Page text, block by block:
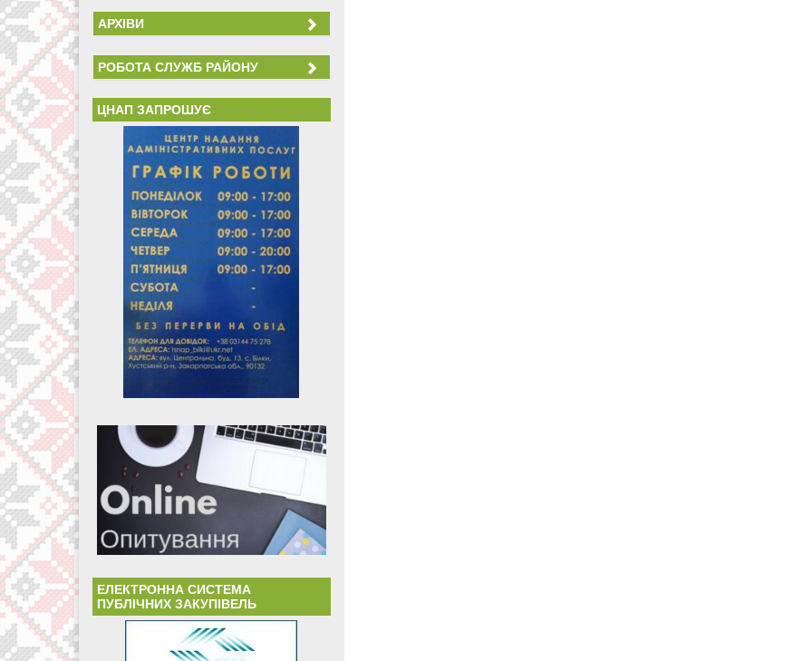
АРХІВИ
РОБОТА СЛУЖБ РАЙОНУ
ЦНАП ЗАПРОШУЄ
ЕЛЕКТРОННА СИСТЕМА
ПУБЛІЧНИХ ЗАКУПІВЕЛЬ